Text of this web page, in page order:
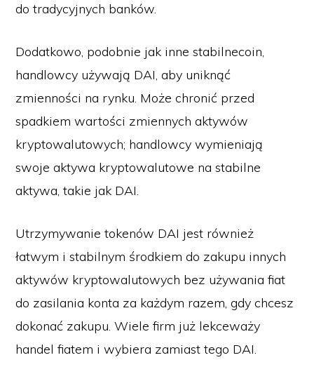
do tradycyjnych banków.
Dodatkowo, podobnie jak inne stabilnecoin,
handlowcy używają DAI, aby uniknąć
zmienności na rynku. Może chronić przed
spadkiem wartości zmiennych aktywów
kryptowalutowych; handlowcy wymieniają
swoje aktywa kryptowalutowe na stabilne
aktywa, takie jak DAI.
Utrzymywanie tokenów DAI jest również
łatwym i stabilnym środkiem do zakupu innych
aktywów kryptowalutowych bez używania fiat
do zasilania konta za każdym razem, gdy chcesz
dokonać zakupu. Wiele firm już lekceważy
handel fiatem i wybiera zamiast tego DAI.